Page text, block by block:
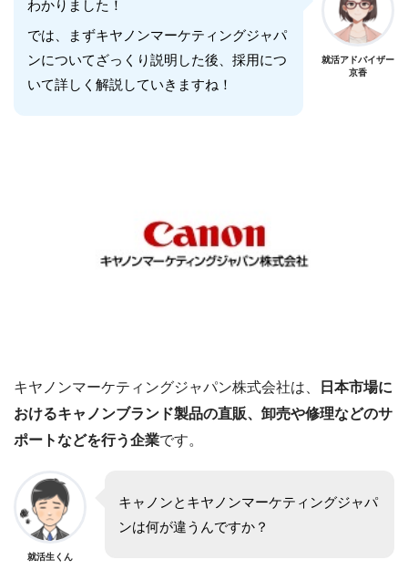
わかりました！
では、まずキヤノンマーケティングジャパ
ンについてざっくり説明した後、採用につ
いて詳しく解説していきますね！
就活アドバイザー
京香
キヤノンマーケティングジャパン株式会社は、
日本市場に
おけるキャノンブランド製品の直販、卸売や修理などのサ
ポートなどを行う企業です。
就活生くん
キャノンとキヤノンマーケティングジャパ
ンは何が違うんですか？